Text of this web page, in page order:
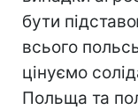
бути
всього
цінуємо
Польща та